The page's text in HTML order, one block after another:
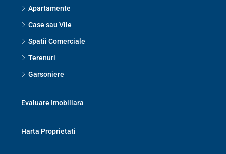
Apartamente
Case sau Vile
Spatii Comerciale
Terenuri
Garsoniere
Evaluare Imobiliara
Harta Proprietati